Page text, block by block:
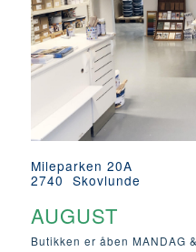
Mileparken 20A
2740 Skovlunde
AUGUST
Butikken er åben MANDAG